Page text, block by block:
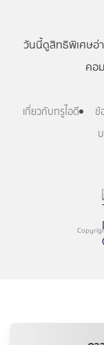
วันนี้ดูสิทธิพิเศษอ่
คอ
เกี่ยวกับทรูไอดี ข้